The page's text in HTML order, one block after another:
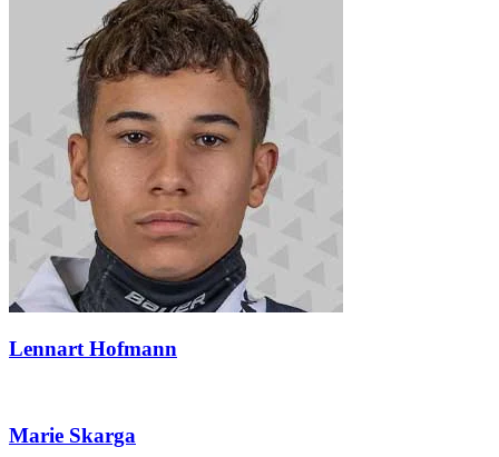
Lennart Hofmann
Marie Skarga